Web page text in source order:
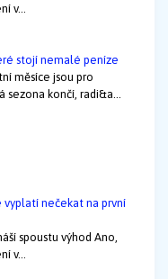
v...
stojí nemalé peníze
měsíce jsou pro
končí, radi&a...
nečekat na první
spoustu výhod Ano,
v...